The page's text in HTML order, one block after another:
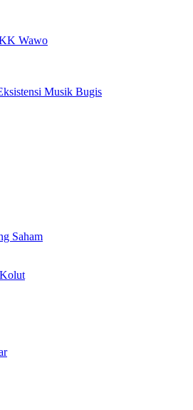
Wawo
Musik Bugis
Saham